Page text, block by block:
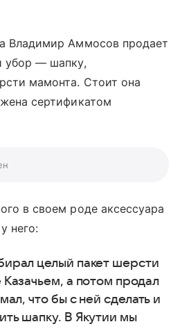
Владимир Аммосов продает
убор — шапку,
мамонта. Стоит она
сертификатом
в своем роде аксессуара
него:
целый пакет шерсти
а потом продал
что бы с ней сделать и
шапку. В Якутии мы